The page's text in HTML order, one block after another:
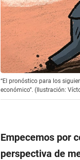
“El pronóstico para los
económico”. (Ilustración:
Empecemos por
perspectiva de